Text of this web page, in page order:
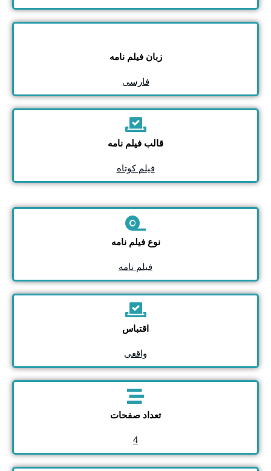
زبان فیلم نامه
فارسی
قالب فیلم نامه
فیلم کوتاه
نوع فیلم نامه
فیلم نامه
اقتباس
واقعی
تعداد صفحات
4